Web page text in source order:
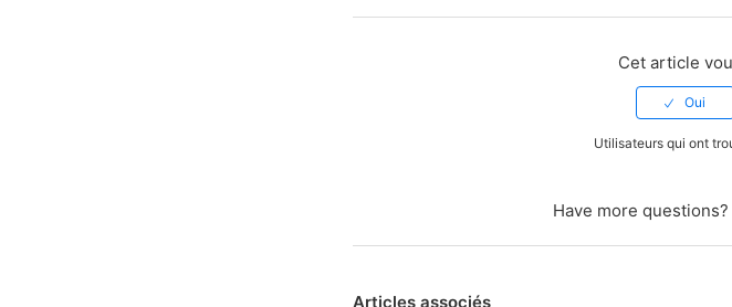
Cet article
Utilisateurs qui ont
Have more questions?
Articles associés